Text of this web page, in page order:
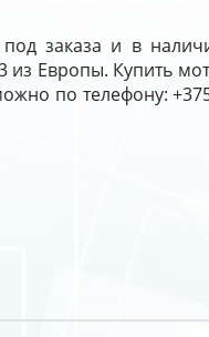
заказа и в
из Европы. Купить
по телефону: